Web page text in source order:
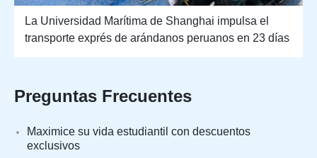
La Universidad Marítima de Shanghai impulsa el
transporte exprés de arándanos peruanos en 23 días
Preguntas Frecuentes
Maximice su vida estudiantil con descuentos
exclusivos